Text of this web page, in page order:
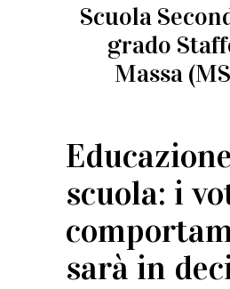
Scuola
grado
Massa
scuola: i
sarà in